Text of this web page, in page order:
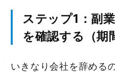
ステップ1：副
を確認する（期
いきなり会社を辞める